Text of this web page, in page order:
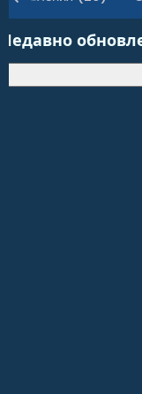
е
м
ы
ч
а
а
Недавно